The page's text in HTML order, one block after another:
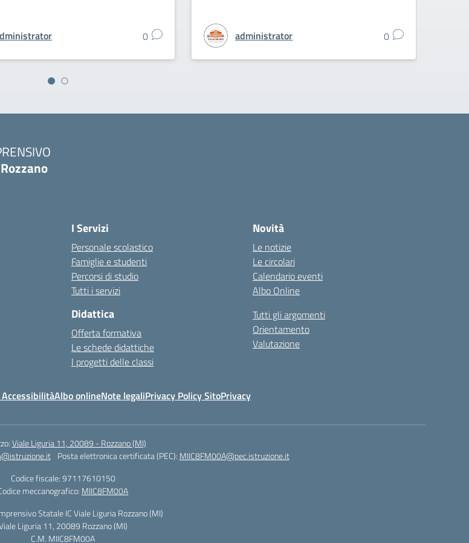
0 administrator 0
I Servizi
Personale scolastico
Famiglie e studenti
Percorsi di studio
Tutti i servizi
Didattica
Offerta formativa
Le schede didattiche
I progetti delle classi
Novità
Le notizie
Le circolari
Calendario eventi
Albo Online
Tutti gli argomenti
Orientamento
Valutazione
Albo onlineNote legaliPrivacy Policy SitoPrivacy
Viale Liguria 11, 20089 - Rozzano (MI)
Posta elettronica certificata (PEC): MIIC8FM00A@pec.istruzione.it
Codice fiscale: 97117610150
meccanografico: MIIC8FM00A
Statale IC Viale Liguria Rozzano (MI)
Liguria 11, 20089 Rozzano (MI)
C.M. MIIC8FM00A